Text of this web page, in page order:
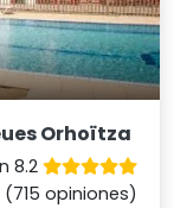
Orhoïtza
8.2
(715 opiniones)